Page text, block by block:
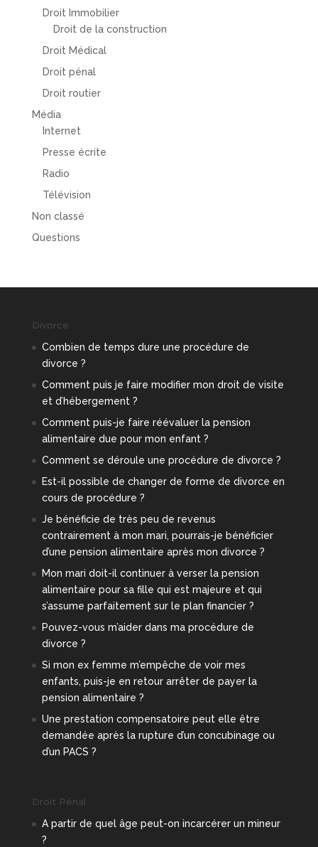
Droit Immobilier
Droit de la construction
Droit Médical
Droit pénal
Droit routier
Média
Internet
Presse écrite
Radio
Télévision
Non classé
Questions
Divorce
Combien de temps dure une procédure de
divorce ?
Comment puis je faire modifier mon droit de visite
et d’hébergement ?
Comment puis-je faire réévaluer la pension
alimentaire due pour mon enfant ?
Comment se déroule une procédure de divorce ?
Est-il possible de changer de forme de divorce en
cours de procédure ?
Je bénéficie de très peu de revenus
contrairement à mon mari, pourrais-je bénéficier
d’une pension alimentaire après mon divorce ?
Mon mari doit-il continuer à verser la pension
alimentaire pour sa fille qui est majeure et qui
s’assume parfaitement sur le plan financier ?
Pouvez-vous m’aider dans ma procédure de
divorce ?
Si mon ex femme m’empêche de voir mes
enfants, puis-je en retour arrêter de payer la
pension alimentaire ?
Une prestation compensatoire peut elle être
demandée après la rupture d’un concubinage ou
d’un PACS ?
Droit Pénal
A partir de quel âge peut-on incarcérer un mineur
?